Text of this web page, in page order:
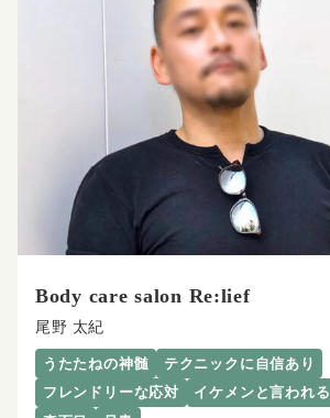
Body care salon Re:lief
尾野 太紀
うたたねの神髄
テクニックに自信あり
フレンドリーな応対
イケメンと言われる